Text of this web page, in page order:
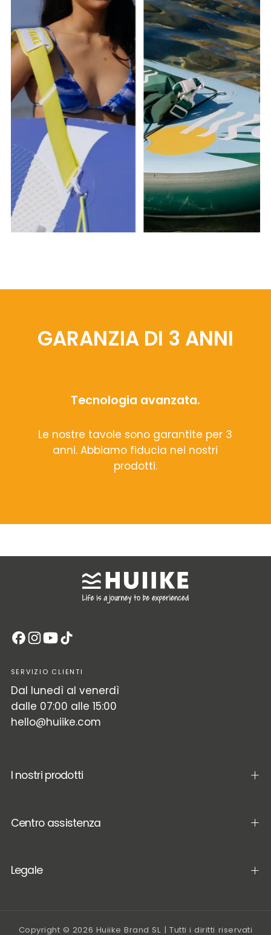
GARANZIA DI 3 ANNI
Tecnologia avanzata.
Le nostre tavole sono garantite per 3
anni. Abbiamo fiducia nei nostri
prodotti.
SERVIZIO CLIENTI
Dal lunedì al venerdì
dalle 07:00 alle 15:00
hello@huiike.com
I nostri prodotti
Centro assistenza
Legale
Copyright © 2026 Huiike Brand SL | Tutti i diritti riservati